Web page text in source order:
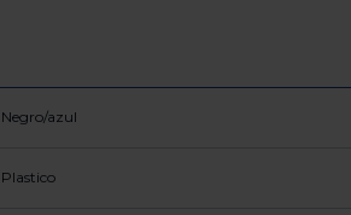
Negro/azul
Plastico